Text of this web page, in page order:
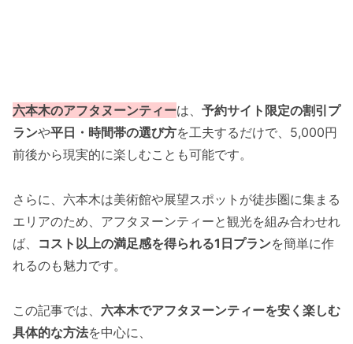
六本木のアフタヌーンティーは、 予約サイト限定の割引プ
ランや平日・時間帯の選び方を工夫するだけで、5,000円
前後から現実的に楽しむことも可能です。
さらに、六本木は美術館や展望スポットが徒歩圏に集まる
エリアのため、アフタヌーンティーと観光を組み合わせれ
ば、 コスト以上の満足感を得られる1日プランを簡単に作
れるのも魅力です。
この記事では、 六本木でアフタヌーンティーを安く楽しむ
具体的な方法を中心に、